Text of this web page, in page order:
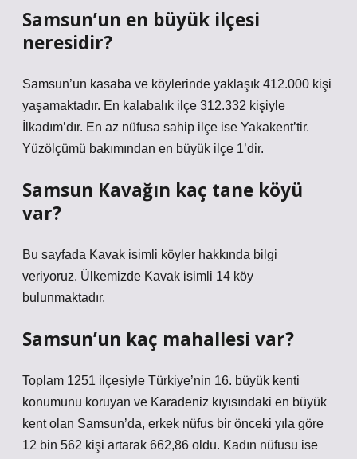
Samsun’un en büyük ilçesi
neresidir?
Samsun’un kasaba ve köylerinde yaklaşık 412.000 kişi
yaşamaktadır. En kalabalık ilçe 312.332 kişiyle
İlkadım’dır. En az nüfusa sahip ilçe ise Yakakent’tir.
Yüzölçümü bakımından en büyük ilçe 1’dir.
Samsun Kavağın kaç tane köyü
var?
Bu sayfada Kavak isimli köyler hakkında bilgi
veriyoruz. Ülkemizde Kavak isimli 14 köy
bulunmaktadır.
Samsun’un kaç mahallesi var?
Toplam 1251 ilçesiyle Türkiye’nin 16. büyük kenti
konumunu koruyan ve Karadeniz kıyısındaki en büyük
kent olan Samsun’da, erkek nüfus bir önceki yıla göre
12 bin 562 kişi artarak 662,86 oldu. Kadın nüfusu ise